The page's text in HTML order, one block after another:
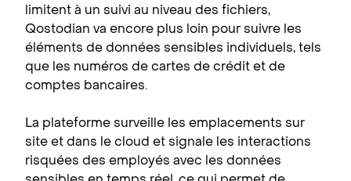
limitent à un suivi au niveau des fichiers,
Qostodian va encore plus loin pour suivre les
éléments de données sensibles individuels, tels
que les numéros de cartes de crédit et de
comptes bancaires.
La plateforme surveille les emplacements sur
site et dans le cloud et signale les interactions
risquées des employés avec les données